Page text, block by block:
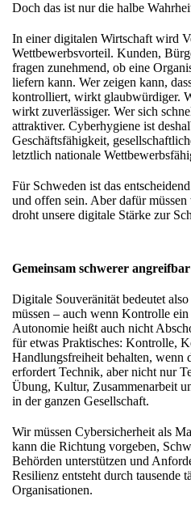
Doch das ist nur die halbe
In einer digitalen Wirtschaft wird
Wettbewerbsvorteil. Kunden,
fragen zunehmend, ob eine
liefern kann. Wer zeigen kann,
kontrolliert, wirkt glaubwürdiger.
wirkt zuverlässiger. Wer sich
attraktiver. Cyberhygiene ist
Geschäftsfähigkeit,
letztlich nationale
Für Schweden ist das
und offen sein. Aber dafür
droht unsere digitale Stärke zur
Gemeinsam schwerer
Digitale Souveränität bedeutet
müssen – auch wenn Kontrolle
Autonomie heißt auch nicht
für etwas Praktisches: Kontrolle,
Handlungsfreiheit behalten, wenn
erfordert Technik, aber nicht nur
Übung, Kultur, Zusammenarbeit
in der ganzen Gesellschaft.
Wir müssen Cybersicherheit als
kann die Richtung vorgeben,
Behörden unterstützen und
Resilienz entsteht durch tausende
Organisationen.